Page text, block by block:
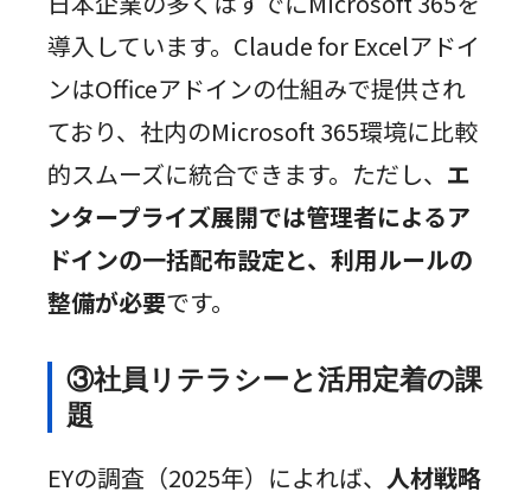
導入しています。Claude for Excelアドイ
ンはOfficeアドインの仕組みで提供され
ており、社内のMicrosoft 365環境に比較
的スムーズに統合できます。ただし、 エ
ンタープライズ展開では管理者によるア
ドインの一括配布設定と、利用ルールの
整備が必要です。
③社員リテラシーと活用定着の課
題
EYの調査（2025年）によれば、 人材戦略